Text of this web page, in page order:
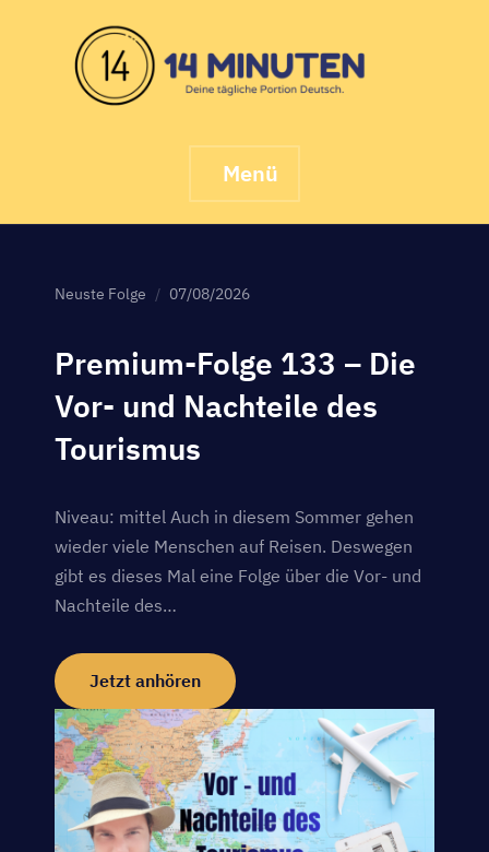
content
Menü
Neuste Folge 07/08/2026
Premium-Folge 133 – Die
Vor- und Nachteile des
Tourismus
Niveau: mittel Auch in diesem Sommer gehen
wieder viele Menschen auf Reisen. Deswegen
gibt es dieses Mal eine Folge über die Vor- und
Nachteile des…
Jetzt anhören